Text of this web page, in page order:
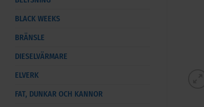
BLACK WEEKS
BRÄNSLE
DIESELVÄRMARE
ELVERK
FAT, DUNKAR OCH KANNOR